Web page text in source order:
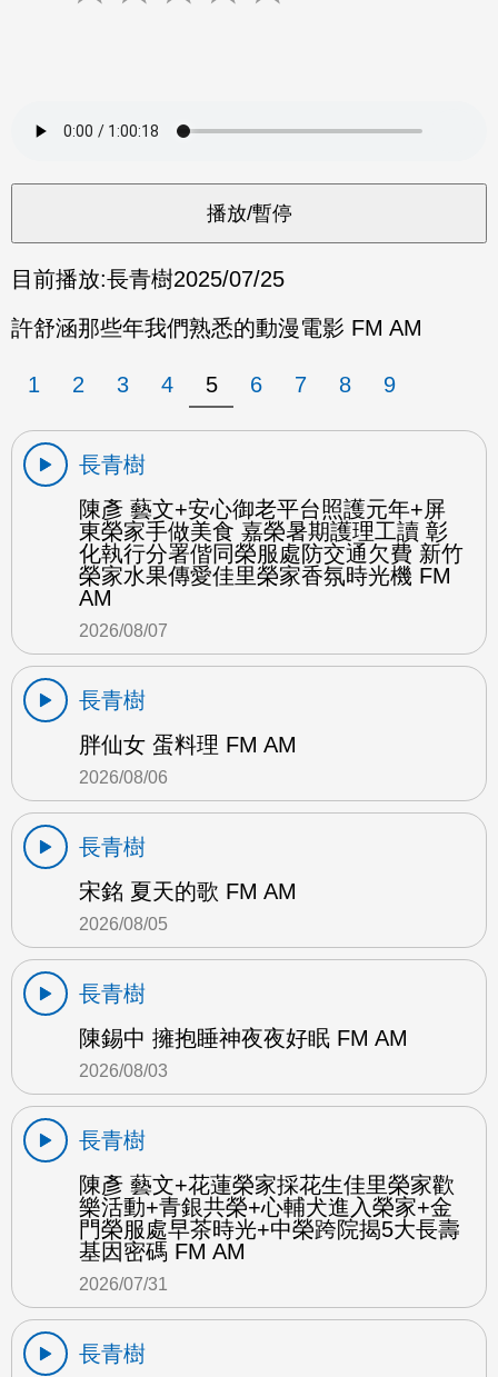
目前播放:長青樹2025/07/25
許舒涵那些年我們熟悉的動漫電影 FM AM
1 2 3 4 5 6 7 8 9
長青樹
陳彥 藝文+安心御老平台照護元年+屏
東榮家手做美食 嘉榮暑期護理工讀 彰
化執行分署偕同榮服處防交通欠費 新竹
榮家水果傳愛佳里榮家香氛時光機 FM
AM
2026/08/07
長青樹
胖仙女 蛋料理 FM AM
2026/08/06
長青樹
宋銘 夏天的歌 FM AM
2026/08/05
長青樹
陳錫中 擁抱睡神夜夜好眠 FM AM
2026/08/03
長青樹
陳彥 藝文+花蓮榮家採花生佳里榮家歡
樂活動+青銀共榮+心輔犬進入榮家+金
門榮服處早茶時光+中榮跨院揭5大長壽
基因密碼 FM AM
2026/07/31
長青樹